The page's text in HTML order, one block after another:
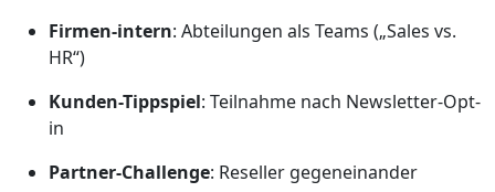
Firmen-intern: Abteilungen als Teams („Sales vs.
HR“)
Kunden-Tippspiel: Teilnahme nach Newsletter-Opt-
in
Partner-Challenge: Reseller gegeneinander